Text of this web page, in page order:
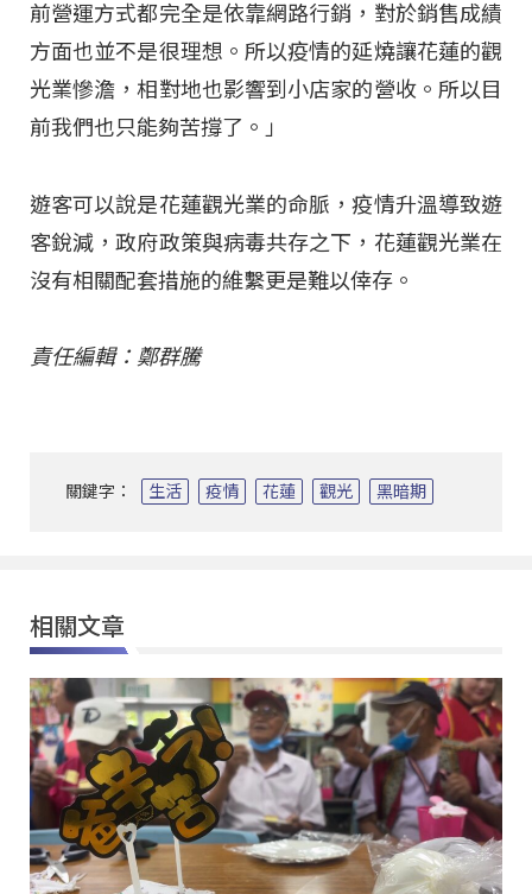
前營運方式都完全是依靠網路行銷，對於銷售成績
方面也並不是很理想。所以疫情的延燒讓花蓮的觀
光業慘澹，相對地也影響到小店家的營收。所以目
前我們也只能夠苦撐了。」
遊客可以說是花蓮觀光業的命脈，疫情升溫導致遊
客銳減，政府政策與病毒共存之下，花蓮觀光業在
沒有相關配套措施的維繫更是難以倖存。
責任編輯：鄭群騰
關鍵字： 生活 疫情 花蓮 觀光 黑暗期
相關文章